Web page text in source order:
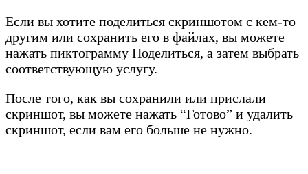
Если вы хотите поделиться скриншотом с кем-то
другим или сохранить его в файлах, вы можете
нажать пиктограмму Поделиться, а затем выбрать
соответствующую услугу.
После того, как вы сохранили или прислали
скриншот, вы можете нажать “Готово” и удалить
скриншот, если вам его больше не нужно.